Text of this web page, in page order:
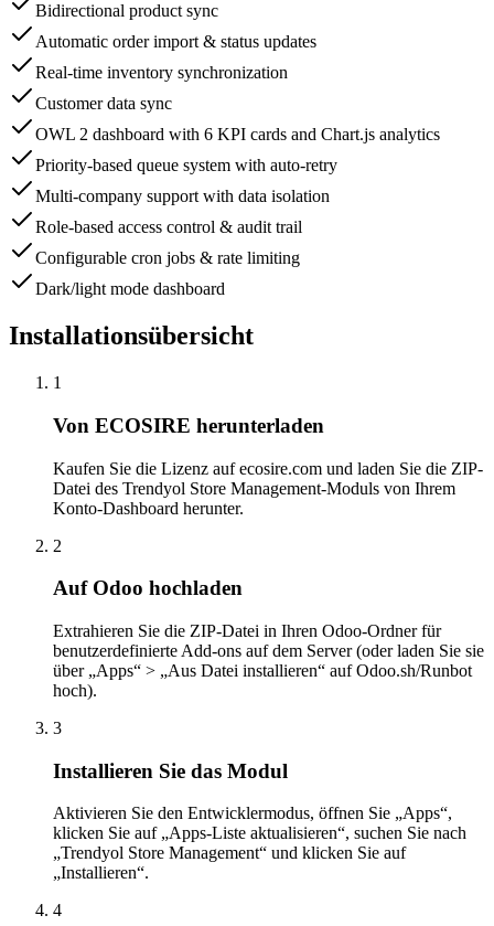
Bidirectional product sync
Automatic order import & status updates
Real-time inventory synchronization
Customer data sync
OWL 2 dashboard with 6 KPI cards and Chart.js analytics
Priority-based queue system with auto-retry
Multi-company support with data isolation
Role-based access control & audit trail
Configurable cron jobs & rate limiting
Dark/light mode dashboard
Installationsübersicht
1
Von ECOSIRE herunterladen
Kaufen Sie die Lizenz auf ecosire.com und laden Sie die ZIP-
Datei des Trendyol Store Management-Moduls von Ihrem
Konto-Dashboard herunter.
2
Auf Odoo hochladen
Extrahieren Sie die ZIP-Datei in Ihren Odoo-Ordner für
benutzerdefinierte Add-ons auf dem Server (oder laden Sie sie
über „Apps“ > „Aus Datei installieren“ auf Odoo.sh/Runbot
hoch).
3
Installieren Sie das Modul
Aktivieren Sie den Entwicklermodus, öffnen Sie „Apps“,
klicken Sie auf „Apps-Liste aktualisieren“, suchen Sie nach
„Trendyol Store Management“ und klicken Sie auf
„Installieren“.
4